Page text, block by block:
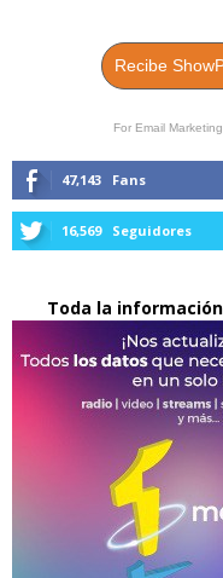
Recibe
For Email
47,143 Fans
16,569 Seguidores
Toda la